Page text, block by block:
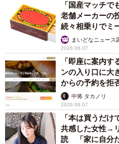
「国産マッチで
老舗メーカーの
続々相乗りでミ
まいどなニュース
2026.08.07
「即座に案内
ンの入り口に大
からの予約を拒
中将 タカノリ
2026.08.07
「本は買うだ
共感した女性→
読 「家に自分